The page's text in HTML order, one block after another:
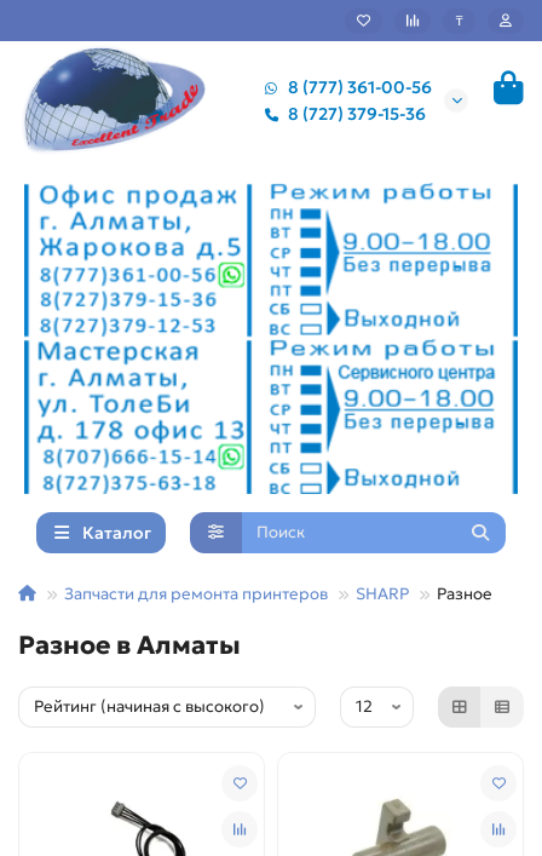
₸
8 (777) 361-00-56
8 (727) 379-15-36
Каталог
Запчасти для ремонта принтеров SHARP Разное
Разное в Алматы